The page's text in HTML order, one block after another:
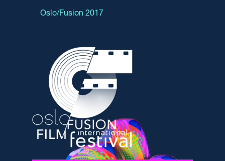
Oslo/Fusion 2017